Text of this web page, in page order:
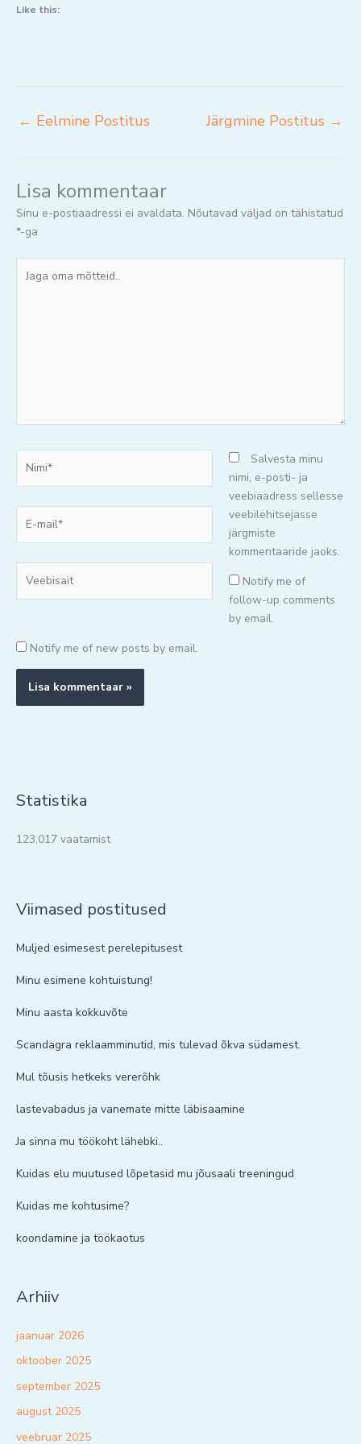
Like this:
← Eelmine Postitus Järgmine Postitus →
Lisa kommentaar
Sinu e-postiaadressi ei avaldata. Nõutavad väljad on tähistatud
*-ga
oma
mail*
Salvesta minu
nimi, e-posti- ja
veebiaadress sellesse
veebilehitsejasse
järgmiste
kommentaaride jaoks.
Notify me of
follow-up comments
by email.
Notify me of new posts by email.
Statistika
123,017 vaatamist
Viimased postitused
Muljed esimesest perelepitusest
Minu esimene kohtuistung!
Minu aasta kokkuvõte
Scandagra reklaamminutid, mis tulevad õkva südamest.
Mul tõusis hetkeks vererõhk
lastevabadus ja vanemate mitte läbisaamine
Ja sinna mu töökoht lähebki..
Kuidas elu muutused lõpetasid mu jõusaali treeningud
Kuidas me kohtusime?
koondamine ja töökaotus
Arhiiv
jaanuar 2026
oktoober 2025
september 2025
august 2025
veebruar 2025